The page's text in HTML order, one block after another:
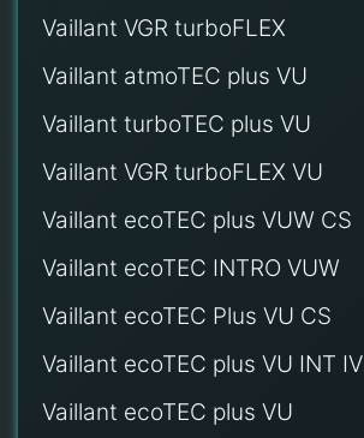
Vaillant VGR turboFLEX
Vaillant atmoTEC plus VU
Vaillant turboTEC plus VU
Vaillant VGR turboFLEX VU
Vaillant ecoTEC plus VUW CS
Vaillant ecoTEC INTRO VUW
Vaillant ecoTEC Plus VU CS
Vaillant ecoTEC plus VU INT IV
Vaillant ecoTEC plus VU